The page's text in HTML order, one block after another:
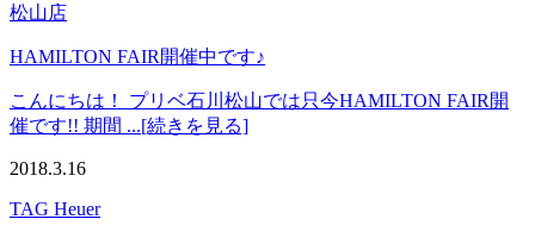
松山店
HAMILTON FAIR開催中です♪
こんにちは！ プリベ石川松山では只今HAMILTON FAIR開
催です!! 期間 ...[続きを見る]
2018.3.16
TAG Heuer